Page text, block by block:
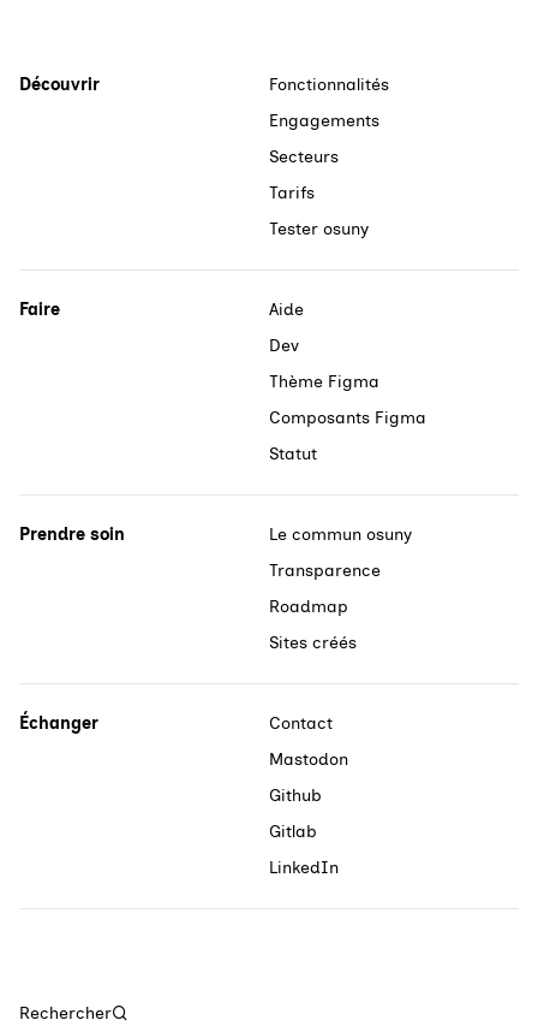
Découvrir
Fonctionnalités
Engagements
Secteurs
Tarifs
Tester osuny
Faire
Aide
Dev
Thème Figma
Composants Figma
Statut
Prendre soin
Le commun osuny
Transparence
Roadmap
Sites créés
Échanger
Contact
Mastodon
Github
Gitlab
LinkedIn
Rechercher